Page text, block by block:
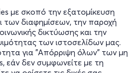
με σκοπό την εξατομίκευση
των διαφημίσεων, την παροχή
δικτύωσης και την
των ιστοσελίδων μας.
για "Απόρριψη όλων" των μη
εάν δεν συμφωνείτε με τη